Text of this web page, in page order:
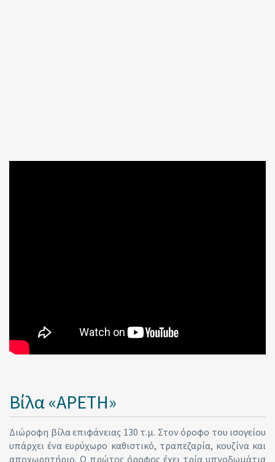
Βίλα «ΑΡΕΤΗ»
Διώροφη βίλα επιφάνειας 130 τ.μ. Στον όροφο του ισογείου
υπάρχει ένα ευρύχωρο καθιστικό, τραπεζαρία, κουζίνα και
αποχωρητήριο. Ο πρώτος όροφος έχει τρία υπνοδωμάτια